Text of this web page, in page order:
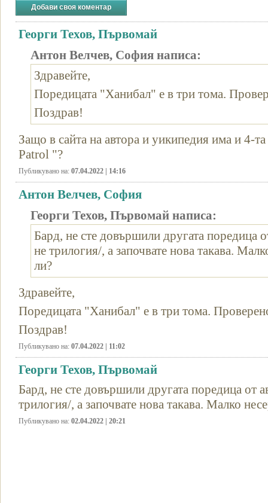
Добави своя коментар
Георги Техов, Първомай
Антон Велчев, София написа:
Здравейте,
Поредицата "Ханибал" е в три тома.
Поздрав!
Защо в сайта на автора и уикипедия има и 4-
Patrol "?
Публикувано на: 07.04.2022 | 14:16
Антон Велчев, София
Георги Техов, Първомай написа:
Бард, не сте довършили другата поредица
не трилогия/, а започвате нова такава.
ли?
Здравейте,
Поредицата "Ханибал" е в три тома.
Поздрав!
Публикувано на: 07.04.2022 | 11:02
Георги Техов, Първомай
Бард, не сте довършили другата поредица от
трилогия/, а започвате нова такава. Малко
Публикувано на: 02.04.2022 | 20:21